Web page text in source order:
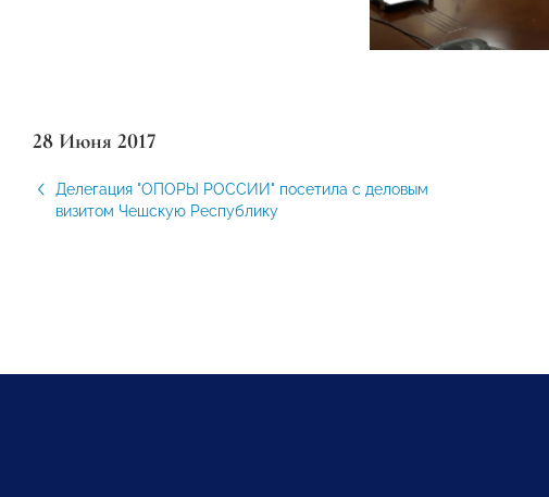
28 Июня 2017
Делегация "ОПОРЫ РОССИИ" посетила с деловым
визитом Чешскую Республику